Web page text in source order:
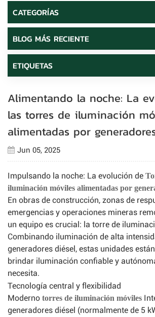
CATEGORÍAS
BLOG MÁS RECIENTE
ETIQUETAS
Alimentando la noche: La
las torres de iluminación
alimentadas por
Jun 05, 2025
Impulsando la noche: La evolución de
iluminación móviles alimentadas por
En obras de construcción, zonas de
emergencias y operaciones mineras
un equipo es crucial: la torre de
Combinando iluminación de alta
generadores diésel, estas unidades
brindar iluminación confiable y
necesita.
Tecnología central y flexibilidad
Moderno torres de iluminación móviles
generadores diésel (normalmente de 5